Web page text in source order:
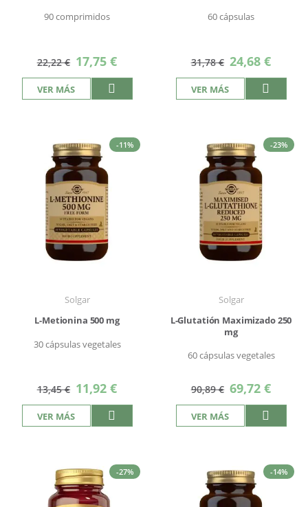
90 comprimidos
22,22 € Precio
especial
17,75 €
VER MÁS
60 cápsulas
31,78 € Precio
especial
24,68 €
VER MÁS
-11%
Solgar
L-Metionina 500 mg
30 cápsulas vegetales
13,45 € Precio
especial
11,92 €
VER MÁS
-23%
Solgar
L-Glutatión Maximizado 250
mg
60 cápsulas vegetales
90,89 € Precio
especial
69,72 €
VER MÁS
-27% -14%